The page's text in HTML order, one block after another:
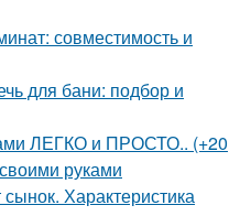
совместимость и
для бани: подбор и
ЛЕГКО и ПРОСТО.. (+20
руками
Характеристика